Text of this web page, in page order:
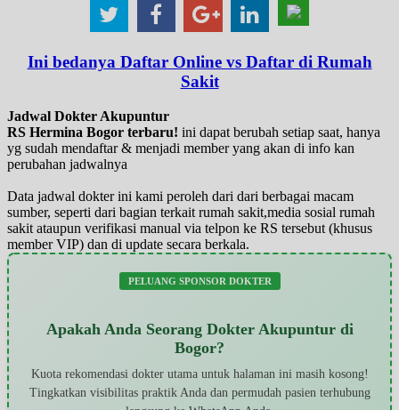
Ini bedanya Daftar Online vs Daftar di Rumah
Sakit
Jadwal Dokter Akupuntur
RS Hermina Bogor terbaru! ini dapat berubah setiap saat, hanya
yg sudah mendaftar & menjadi member yang akan di info kan
perubahan jadwalnya
Data jadwal dokter ini kami peroleh dari dari berbagai macam
sumber, seperti dari bagian terkait rumah sakit,media sosial rumah
sakit ataupun verifikasi manual via telpon ke RS tersebut (khusus
member VIP) dan di update secara berkala.
PELUANG SPONSOR DOKTER
Apakah Anda Seorang Dokter Akupuntur di
Bogor?
Kuota rekomendasi dokter utama untuk halaman ini masih kosong!
Tingkatkan visibilitas praktik Anda dan permudah pasien terhubung